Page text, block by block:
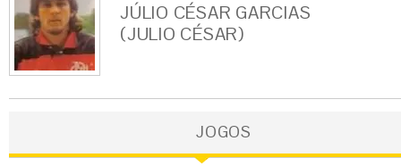
JÚLIO CÉSAR GARCIAS
(JULIO CÉSAR)
JOGOS